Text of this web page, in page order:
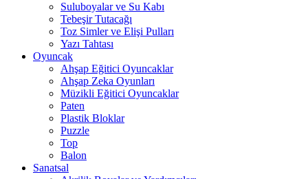
Suluboyalar ve Su Kabı
Tebeşir Tutacağı
Toz Simler ve Elişi Pulları
Yazı Tahtası
Oyuncak
Ahşap Eğitici Oyuncaklar
Ahşap Zeka Oyunları
Müzikli Eğitici Oyuncaklar
Paten
Plastik Bloklar
Puzzle
Top
Balon
Sanatsal